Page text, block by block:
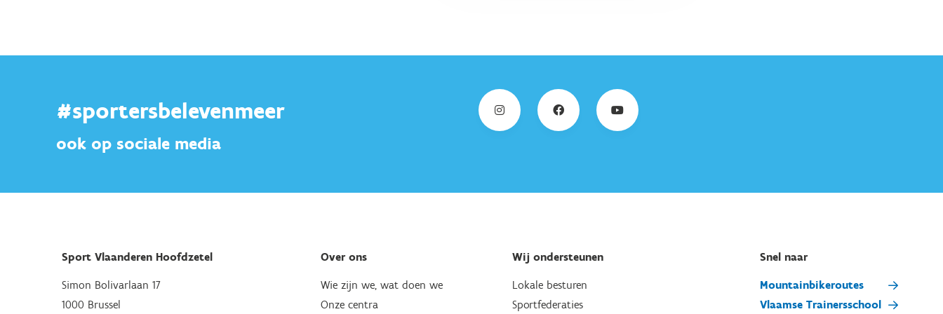
#sportersbelevenmeer
ook op sociale media
Sport Vlaanderen Hoofdzetel
Simon Bolivarlaan 17
1000 Brussel
Over ons
Wie zijn we, wat doen we
Onze centra
Wij ondersteunen
Lokale besturen
Sportfederaties
Snel naar
Mountainbikeroutes
Vlaamse Trainersschool